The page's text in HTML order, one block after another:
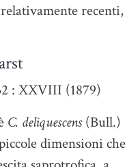
recenti,
: XXVIII (1879)
C. deliquescens(Bull.)
dimensioni che